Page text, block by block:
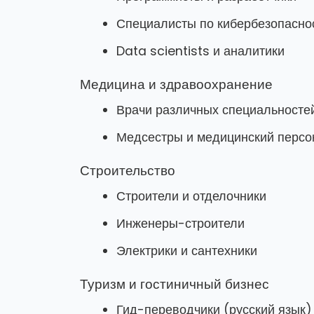
Специалисты по
Data scientists и аналитики
Медицина и здравоохранение
Врачи различных
Медсестры и медицинский
Строительство
Строители и отделочники
Инженеры-строители
Электрики и сантехники
Туризм и гостиничный бизнес
Гид-переводчики (русский язык)